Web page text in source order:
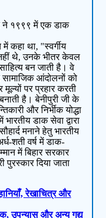
ने १९९९ में एक डाक
कहा था, "स्वर्गीय
नहीं थे, उनके भीतर केवल
बन जाती है। वे
आंदोलनों को
पर प्रहार करती
है। बेनीपुरी जी के
और निर्भीक योद्धा
डाक सेवा द्वारा
मनाने हेतु भारतीय
शती वर्ष में डाक-
में बिहार सरकार
पुरस्कार दिया जाता
रेखाचित्र और
उपन्यास और अन्य गद्य